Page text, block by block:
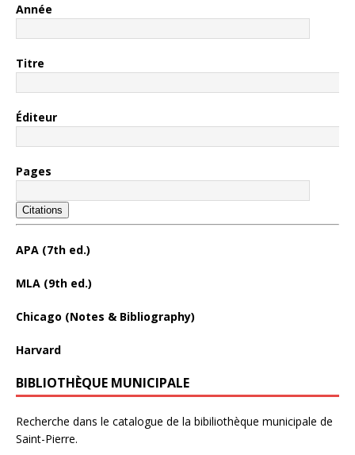
Année
Titre
Éditeur
Pages
Citations
APA (7th ed.)
MLA (9th ed.)
Chicago (Notes & Bibliography)
Harvard
BIBLIOTHÈQUE MUNICIPALE
Recherche dans le catalogue de la bibiliothèque municipale de
Saint-Pierre.